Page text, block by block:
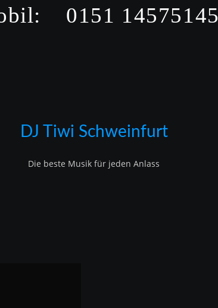
DJ Tiwi Schweinfurt
Die beste Musik für jeden Anlass
0151 14575145